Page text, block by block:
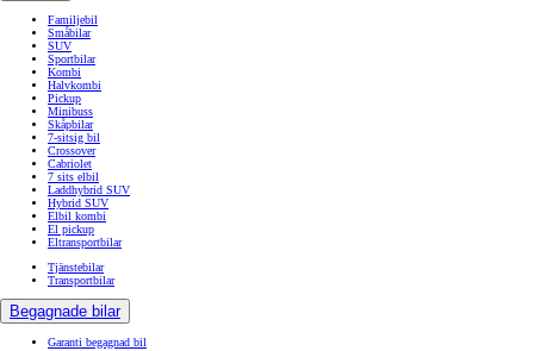
Familjebil
Småbilar
SUV
Sportbilar
Kombi
Halvkombi
Pickup
Minibuss
Skåpbilar
7-sitsig bil
Crossover
Cabriolet
7 sits elbil
Laddhybrid SUV
Hybrid SUV
Elbil kombi
El pickup
Eltransportbilar
Tjänstebilar
Transportbilar
Begagnade bilar
Garanti begagnad bil